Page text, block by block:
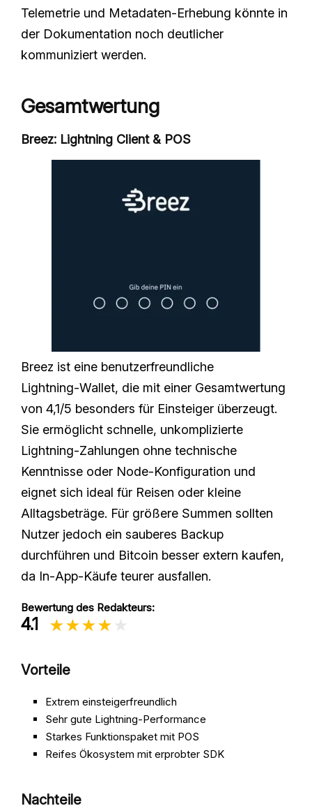
Telemetrie und Metadaten-Erhebung könnte in
der Dokumentation noch deutlicher
kommuniziert werden.
Gesamtwertung
Breez: Lightning Client & POS
Breez ist eine benutzerfreundliche
Lightning‑Wallet, die mit einer Gesamtwertung
von 4,1/5 besonders für Einsteiger überzeugt.
Sie ermöglicht schnelle, unkomplizierte
Lightning‑Zahlungen ohne technische
Kenntnisse oder Node‑Konfiguration und
eignet sich ideal für Reisen oder kleine
Alltagsbeträge. Für größere Summen sollten
Nutzer jedoch ein sauberes Backup
durchführen und Bitcoin besser extern kaufen,
da In‑App‑Käufe teurer ausfallen.
Bewertung des Redakteurs:
4.1
Vorteile
Extrem einsteigerfreundlich
Sehr gute Lightning‑Performance
Starkes Funktionspaket mit POS
Reifes Ökosystem mit erprobter SDK
Nachteile